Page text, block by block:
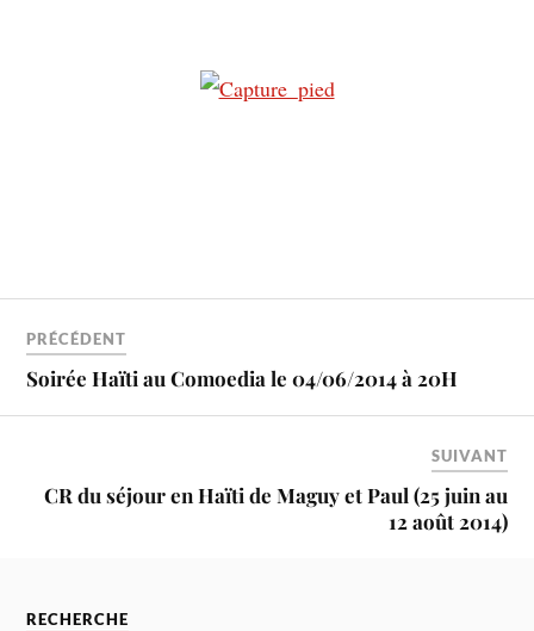
PRÉCÉDENT
Soirée Haïti au Comoedia le 04/06/2014 à 20H
SUIVANT
CR du séjour en Haïti de Maguy et Paul (25 juin au
12 août 2014)
RECHERCHE